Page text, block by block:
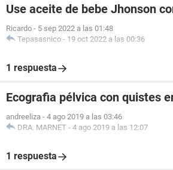
Use aceite de bebe Jhonson
Ricardo - 5 sep 2022 a las 01:48
Tepasasnico - 19 oct 2022 a las 00:36
1 respuesta
Ecografia pélvica con quistes
andreeliza - 4 ago 2019 a las 03:46
DRA. MARNET - 4 ago 2019 a las 12:07
1 respuesta